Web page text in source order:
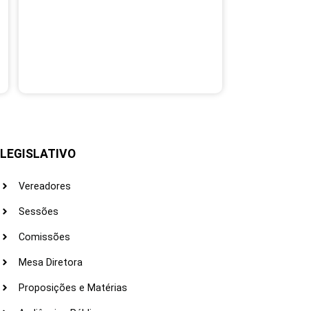
LEGISLATIVO
Vereadores
Sessões
Comissões
Mesa Diretora
Proposições e Matérias